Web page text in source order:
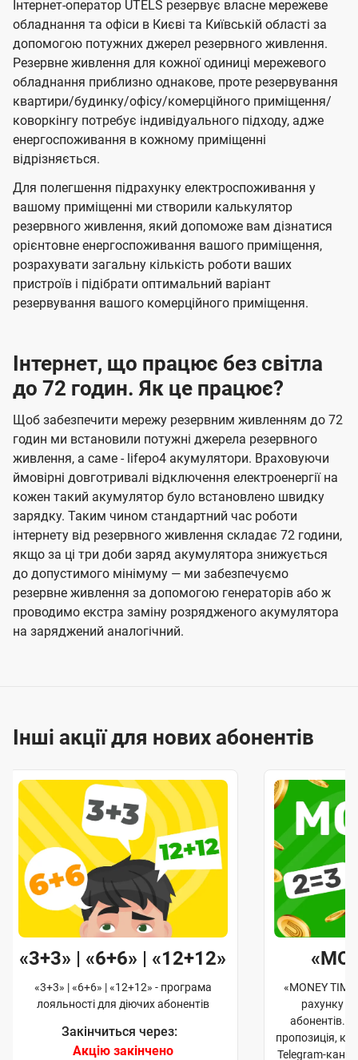
Інтернет-оператор UTELS резервує власне мережеве
обладнання та офіси в Києві та Київській області за
допомогою потужних джерел резервного живлення.
Резервне живлення для кожної одиниці мережевого
обладнання приблизно однакове, проте резервування
квартири/будинку/офісу/комерційного приміщення/
коворкінгу потребує індивідуального підходу, адже
енергоспоживання в кожному приміщенні
відрізняється.
Для полегшення підрахунку електроспоживання у
вашому приміщенні ми створили калькулятор
резервного живлення, який допоможе вам дізнатися
орієнтовне енергоспоживання вашого приміщення,
розрахувати загальну кількість роботи ваших
пристроїв і підібрати оптимальний варіант
резервування вашого комерційного приміщення.
Інтернет, що працює без світла
до 72 годин. Як це працює?
Щоб забезпечити мережу резервним живленням до 72
годин ми встановили потужні джерела резервного
живлення, а саме - lifepo4 акумулятори. Враховуючи
ймовірні довготривалі відключення електроенергії на
кожен такий акумулятор було встановлено швидку
зарядку. Таким чином стандартний час роботи
інтернету від резервного живлення складає 72 години,
якщо за ці три доби заряд акумулятора знижується
до допустимого мінімуму — ми забезпечуємо
резервне живлення за допомогою генераторів або ж
проводимо екстра заміну розрядженого акумулятора
на заряджений аналогічний.
Інші акції для нових абонентів
«3+3» | «6+6» | «12+12»
«3+3» | «6+6» | «12+12» - програма
лояльності для діючих абонентів
Закінчиться через:
Акцію закінчено
«MONEY
рахунку
абонентів.
пропозиція,
Telegram-